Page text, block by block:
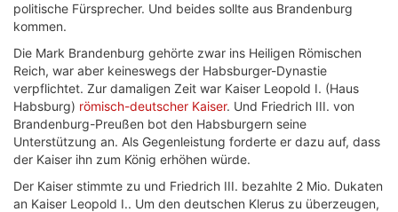
politische Fürsprecher. Und beides sollte aus Brandenburg
kommen.
Die Mark Brandenburg gehörte zwar ins Heiligen Römischen
Reich, war aber keineswegs der Habsburger-Dynastie
verpflichtet. Zur damaligen Zeit war Kaiser Leopold I. (Haus
Habsburg) römisch-deutscher Kaiser. Und Friedrich III. von
Brandenburg-Preußen bot den Habsburgern seine
Unterstützung an. Als Gegenleistung forderte er dazu auf, dass
der Kaiser ihn zum König erhöhen würde.
Der Kaiser stimmte zu und Friedrich III. bezahlte 2 Mio. Dukaten
an Kaiser Leopold I.. Um den deutschen Klerus zu überzeugen,